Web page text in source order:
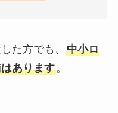
た方でも、 中小ロ
あります。